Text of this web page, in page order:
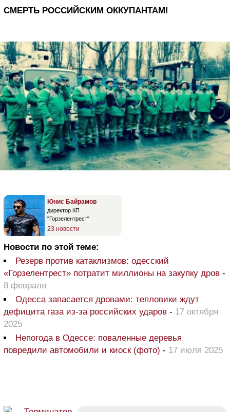
СМЕРТЬ РОССИЙСКИМ ОККУПАНТАМ!
Юнис Байрамов
директор КП
"Горзелентрест"
23 новости
Новости по этой теме:
Резерв против катаклизмов: одесский
«Горзелентрест» потратит миллионы на закупку дров -
8 февраля
Одесса запасается дровами: тепловики ждут
дефицита газа из-за российских ударов - 17 октября
2025
Непогода в Одессе: поваленные деревья
повредили автомобили и киоск (фото) - 17 июля 2025